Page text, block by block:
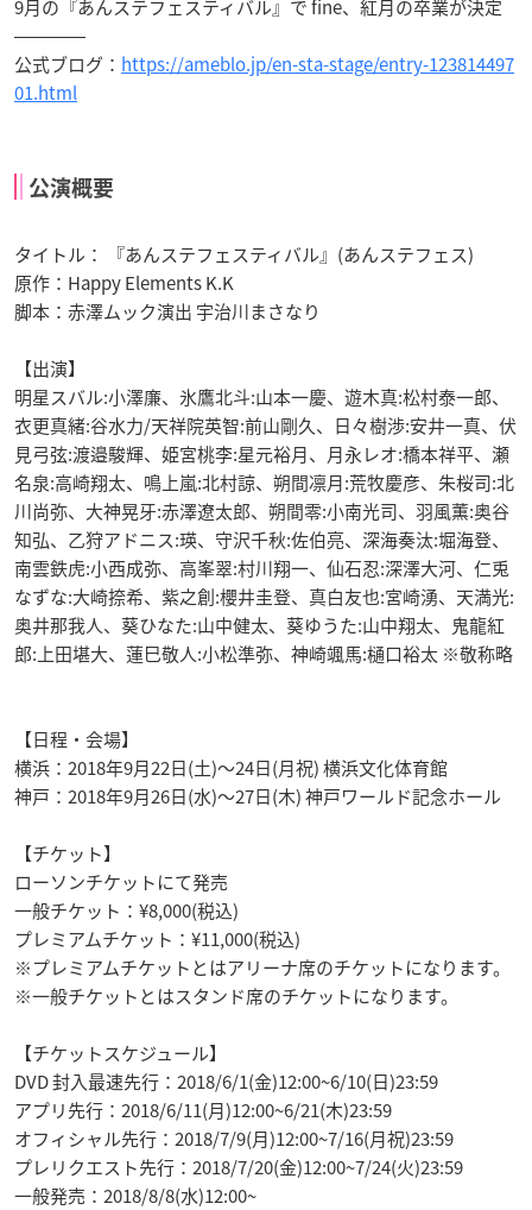
9月の『あんステフェスティバル』で fine、紅月の卒業が決定
――――
公式ブログ： https://ameblo.jp/en-sta-stage/entry-123814497
01.html
公演概要
タイトル： 『あんステフェスティバル』(あんステフェス)
原作：Happy Elements K.K
脚本：赤澤ムック演出 宇治川まさなり
【出演】
明星スバル:小澤廉、氷鷹北斗:山本一慶、遊木真:松村泰一郎、
衣更真緒:谷水力/天祥院英智:前山剛久、日々樹渉:安井一真、伏
見弓弦:渡邉駿輝、姫宮桃李:星元裕月、月永レオ:橋本祥平、瀬
名泉:高崎翔太、鳴上嵐:北村諒、朔間凛月:荒牧慶彦、朱桜司:北
川尚弥、大神晃牙:赤澤遼太郎、朔間零:小南光司、羽風薫:奥谷
知弘、乙狩アドニス:瑛、守沢千秋:佐伯亮、深海奏汰:堀海登、
南雲鉄虎:小西成弥、高峯翠:村川翔一、仙石忍:深澤大河、仁兎
なずな:大崎捺希、紫之創:櫻井圭登、真白友也:宮崎湧、天満光:
奥井那我人、葵ひなた:山中健太、葵ゆうた:山中翔太、鬼龍紅
郎:上田堪大、蓮巳敬人:小松準弥、神崎颯馬:樋口裕太 ※敬称略
【日程・会場】
横浜：2018年9月22日(土)～24日(月祝) 横浜文化体育館
神戸：2018年9月26日(水)～27日(木) 神戸ワールド記念ホール
【チケット】
ローソンチケットにて発売
一般チケット：¥8,000(税込)
プレミアムチケット：¥11,000(税込)
※プレミアムチケットとはアリーナ席のチケットになります。
※一般チケットとはスタンド席のチケットになります。
【チケットスケジュール】
DVD 封入最速先行：2018/6/1(金)12:00~6/10(日)23:59
アプリ先行：2018/6/11(月)12:00~6/21(木)23:59
オフィシャル先行：2018/7/9(月)12:00~7/16(月祝)23:59
プレリクエスト先行：2018/7/20(金)12:00~7/24(火)23:59
一般発売：2018/8/8(水)12:00~